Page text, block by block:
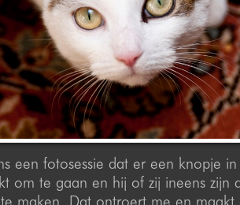
een fotosessie dat er een knopje
om te gaan en hij of zij ineens zijn